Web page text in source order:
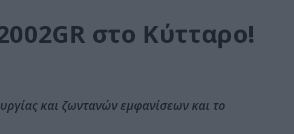
στο Κύτταρο!
και ζωντανών εμφανίσεων και το